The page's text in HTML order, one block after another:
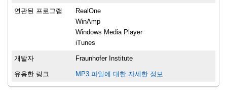
연관된 프로그램
RealOne
WinAmp
Windows Media Player
iTunes
개발자 Fraunhofer Institute
유용한 링크 MP3 파일에 대한 자세한 정보